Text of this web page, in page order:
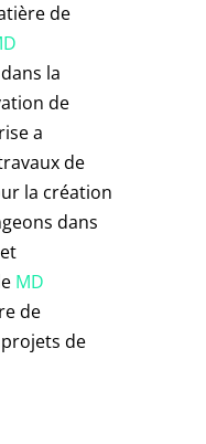
de
la
de
a
de
la création
dans
MD
de
de